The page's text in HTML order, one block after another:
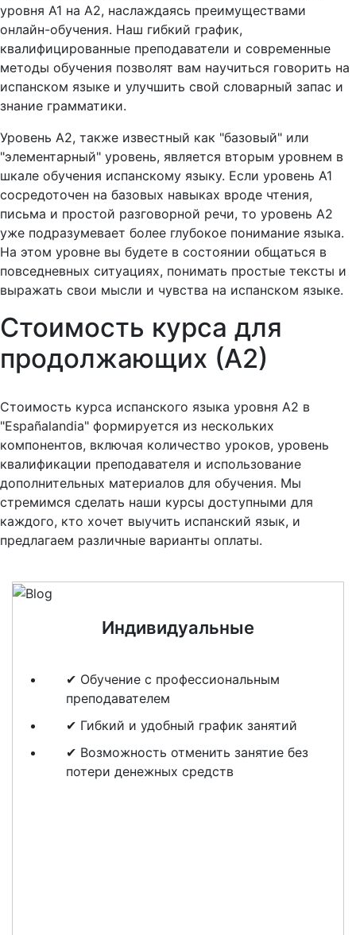
уровня A1 на A2, наслаждаясь преимуществами
онлайн-обучения. Наш гибкий график,
квалифицированные преподаватели и современные
методы обучения позволят вам научиться говорить на
испанском языке и улучшить свой словарный запас и
знание грамматики.
Уровень A2, также известный как "базовый" или
"элементарный" уровень, является вторым уровнем в
шкале обучения испанскому языку. Если уровень A1
сосредоточен на базовых навыках вроде чтения,
письма и простой разговорной речи, то уровень A2
уже подразумевает более глубокое понимание языка.
На этом уровне вы будете в состоянии общаться в
повседневных ситуациях, понимать простые тексты и
выражать свои мысли и чувства на испанском языке.
Стоимость курса для
продолжающих (А2)
Стоимость курса испанского языка уровня A2 в
"Españalandia" формируется из нескольких
компонентов, включая количество уроков, уровень
квалификации преподавателя и использование
дополнительных материалов для обучения. Мы
стремимся сделать наши курсы доступными для
каждого, кто хочет выучить испанский язык, и
предлагаем различные варианты оплаты.
Индивидуальные
✔ Обучение с профессиональным
преподавателем
✔ Гибкий и удобный график занятий
✔ Возможность отменить занятие без
потери денежных средств